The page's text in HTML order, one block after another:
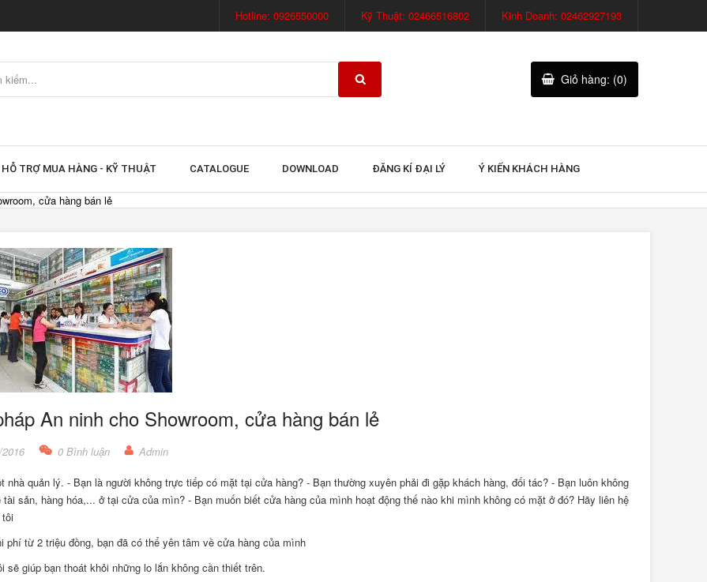
Hotline: 0926550000 Kỹ Thuật: 02466516802 Kinh Doanh: 02462927193
Giỏ hàng: (0)
HỖ TRỢ MUA HÀNG - KỸ THUẬT CATALOGUE DOWNLOAD ĐĂNG KÍ ĐẠI LÝ Ý KIẾN KHÁCH HÀNG
cửa hàng bán lẻ
An ninh cho Showroom, cửa hàng bán lẻ
0 Bình luận Admin
nhà quản lý. - Bạn là người không trực tiếp có mặt tại cửa hàng? - Bạn thường xuyên phải đi gặp khách hàng, đối tác? - Bạn luôn không
tài sản, hàng hóa,... ở tại cửa của mìn? - Bạn muốn biết cửa hàng của mình hoạt động thế nào khi mình không có mặt ở đó? Hãy liên hệ
phí từ 2 triệu đồng, bạn đã có thể yên tâm về cửa hàng của mình
sẽ giúp bạn thoát khỏi những lo lắn không cần thiết trên.